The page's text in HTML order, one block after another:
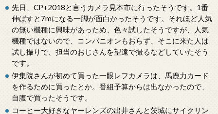
先日、CP+2018と言うカメラ見本市に行ったそうです。1番
伸ばすと7mになる一脚が面白かったそうです。それほど人気
の無い機種に興味があっため、色々試したそうですが、人気
機種ではないので、コンパニオンもおらず、そこに来た人は
試し撮りで、担当のおじさんを望遠で撮るなどしていたそう
です。
伊集院さんが初めて買った一眼レフカメラは、馬鹿力カード
を作るために買ったとか。番組予算からは出なかったので、
自腹で買ったそうです。
コーヒー大好きなヤーレンズの出井さんと茨城にサイクリン